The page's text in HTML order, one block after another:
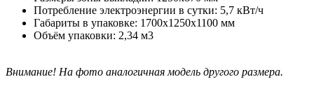
Потребление электроэнергии в сутки: 5,7 кВт/ч
Габариты в упаковке: 1700х1250х1100 мм
Объём упаковки: 2,34 м3
Внимание! На фото аналогичная модель другого размера.